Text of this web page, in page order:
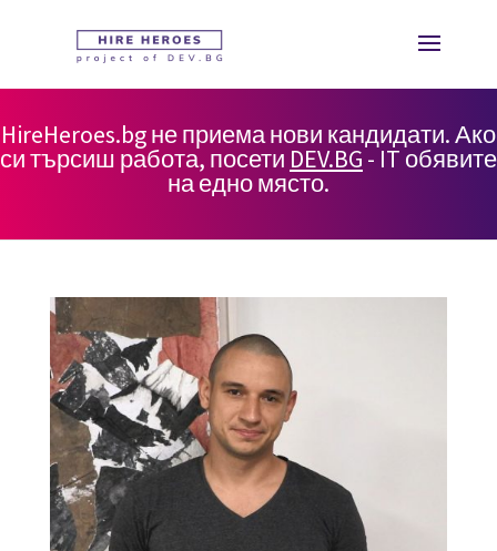
HireHeroes.bg не приема нови кандидати. Ако
си търсиш работа, посети DEV.BG - IT обявите
на едно място.